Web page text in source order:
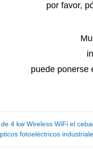
por favor,
puede ponerse
4 kw Wireless WiFi el
fotoeléctricos